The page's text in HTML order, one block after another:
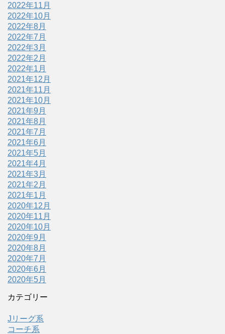
2022年11月
2022年10月
2022年8月
2022年7月
2022年3月
2022年2月
2022年1月
2021年12月
2021年11月
2021年10月
2021年9月
2021年8月
2021年7月
2021年6月
2021年5月
2021年4月
2021年3月
2021年2月
2021年1月
2020年12月
2020年11月
2020年10月
2020年9月
2020年8月
2020年7月
2020年6月
2020年5月
カテゴリー
Jリーグ系
コーチ系